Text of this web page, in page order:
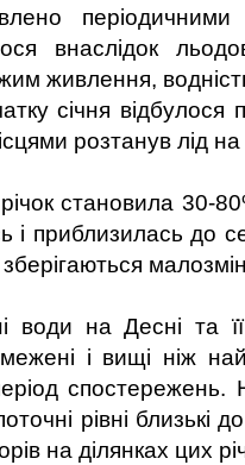
внаслідок
живлення,
січня відбулося
розтанув лід на
становила 30-
і приблизилась до
води на Десні та
і вищі ніж
спостережень.
рівні близькі
на ділянках цих